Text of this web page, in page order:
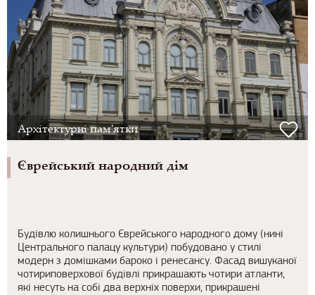
Архітектурні пам'ятки
Єврейський народний дім
Будівлю колишнього Єврейського народного дому (нині
Центрального палацу культури) побудовано у стилі
модерн з домішками бароко і ренесансу. Фасад вишуканої
чотириповерхової будівлі прикрашають чотири атланти,
які несуть на собі два верхніх поверхи, прикрашені